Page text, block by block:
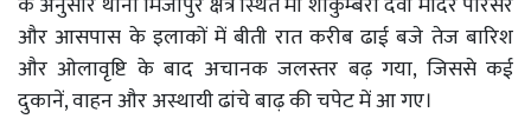
और आसपास के इलाकों में बीती रात करीब ढाई बजे तेज बारिश
और ओलावृष्टि के बाद अचानक जलस्तर बढ़ गया, जिससे कई
दुकानें, वाहन और अस्थायी ढांचे बाढ़ की चपेट में आ गए।